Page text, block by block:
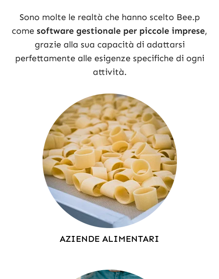
Sono molte le realtà che hanno scelto Bee.p
come software gestionale per piccole imprese,
grazie alla sua capacità di adattarsi
perfettamente alle esigenze specifiche di ogni
attività.
AZIENDE ALIMENTARI